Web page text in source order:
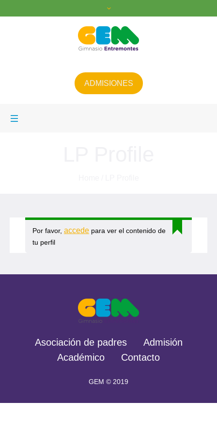
ADMISIONES
Por favor, accede para ver el contenido de
tu perfil
Asociación de padres
Admisión
Académico
Contacto
GEM © 2019